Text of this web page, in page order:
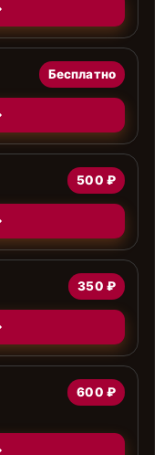
Бесплатно
500 ₽
350 ₽
600 ₽